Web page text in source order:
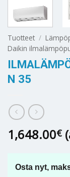
Tuotteet /
Daikin
N 35
1,648.00€
Osta nyt,